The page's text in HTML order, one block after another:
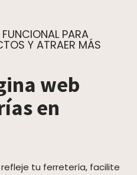
PARA
Y ATRAER MÁS
web
en
tu ferretería, facilite